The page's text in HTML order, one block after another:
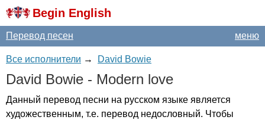
Begin English
меню
Перевод песен
Все исполнители → David Bowie
David Bowie - Modern love
Данный перевод песни на русском языке является
художественным, т.е. перевод недословный. Чтобы